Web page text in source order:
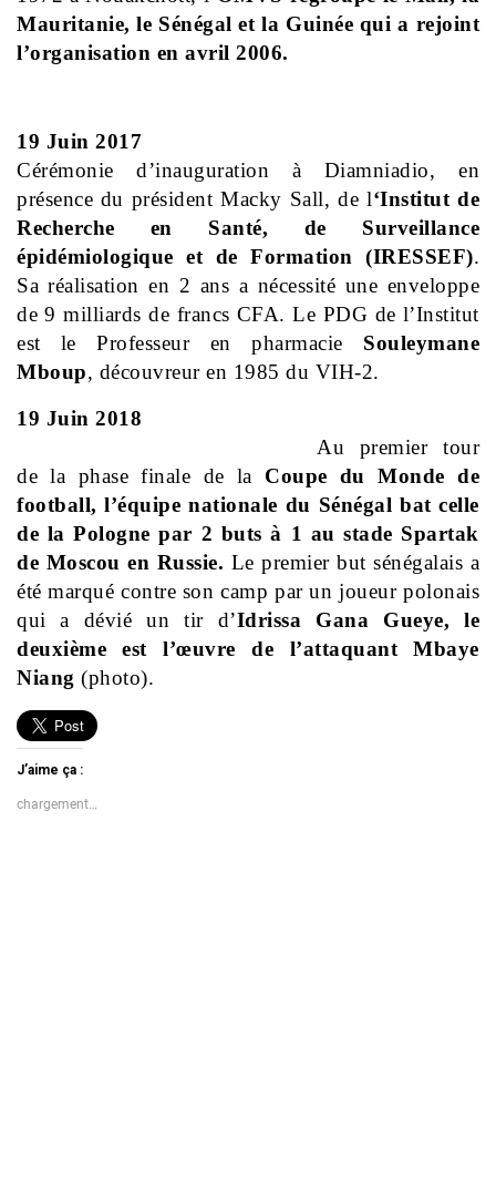
Mauritanie, le Sénégal et la Guinée qui a rejoint
l’organisation en avril 2006.
19 Juin 2017
Cérémonie d’inauguration à Diamniadio, en
présence du président Macky Sall, de l‘Institut de
Recherche en Santé, de Surveillance
épidémiologique et de Formation (IRESSEF).
Sa réalisation en 2 ans a nécessité une enveloppe
de 9 milliards de francs CFA. Le PDG de l’Institut
est le Professeur en pharmacie Souleymane
Mboup, découvreur en 1985 du VIH-2.
19 Juin 2018
Au premier tour
de la phase finale de la Coupe du Monde de
football, l’équipe nationale du Sénégal bat celle
de la Pologne par 2 buts à 1 au stade Spartak
de Moscou en Russie. Le premier but sénégalais a
été marqué contre son camp par un joueur polonais
qui a dévié un tir d’Idrissa Gana Gueye, le
deuxième est l’œuvre de l’attaquant Mbaye
Niang (photo).
J’aime ça :
chargement…